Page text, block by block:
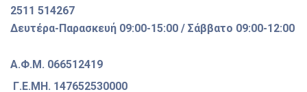
2511 514267
Δευτέρα-Παρασκευή 09:00-15:00 / Σάββατο 09:00-12:00
Α.Φ.Μ. 066512419
Γ.Ε.ΜΗ. 147652530000